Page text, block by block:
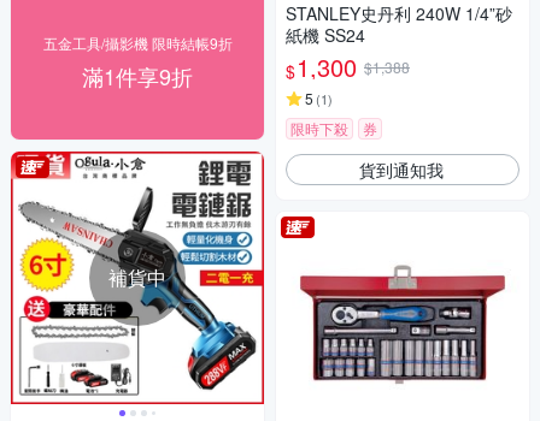
五金工具/攝影機 限時結帳9折
滿1件享9折
補貨中
STANLEY史丹利 240W 1/4”砂
紙機 SS24
$1,300 $1,388
5 (1)
限時下殺 券
貨到通知我